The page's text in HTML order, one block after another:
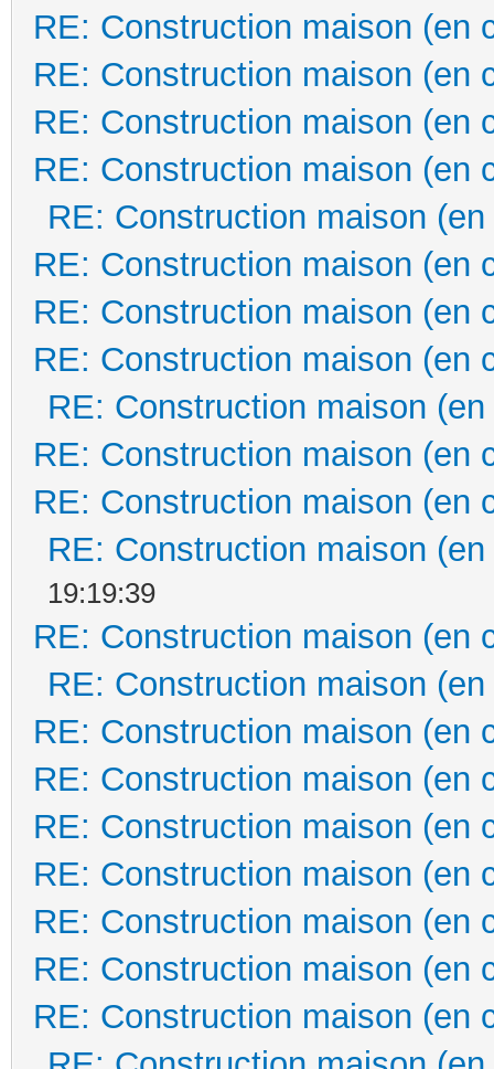
RE: Construction maison (en
RE: Construction maison (en
RE: Construction maison (en
RE: Construction maison (en
RE: Construction maison
RE: Construction maison (en
RE: Construction maison (en
RE: Construction maison (en
RE: Construction maison
RE: Construction maison (en
RE: Construction maison (en
RE: Construction maison
19:19:39
RE: Construction maison (en
RE: Construction maison
RE: Construction maison (en
RE: Construction maison (en
RE: Construction maison (en
RE: Construction maison (en
RE: Construction maison (en
RE: Construction maison (en
RE: Construction maison (en